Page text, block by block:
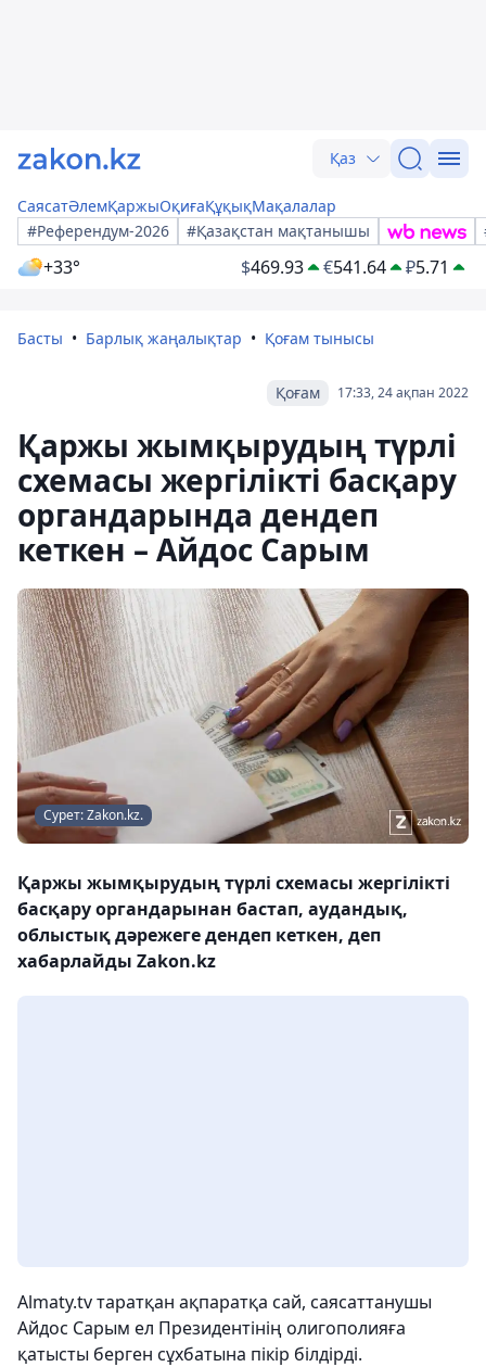
Қаз
СаясатӘлемҚаржыОқиғаҚұқықМақалалар
#Референдум-2026
#Қазақстан мақтанышы
+33° $469.93 €541.64 ₽5.71
Басты Барлық жаңалықтар Қоғам тынысы
17:33, 24 ақпан 2022
Қоғам
Қаржы жымқырудың түрлі
схемасы жергілікті басқару
органдарында дендеп
кеткен – Айдос Сарым
Сурет: Zakon.kz.
Қаржы жымқырудың түрлі схемасы жергілікті
басқару органдарынан бастап, аудандық,
облыстық дәрежеге дендеп кеткен, деп
хабарлайды Zakon.kz
Almaty.tv таратқан ақпаратқа сай, саясаттанушы
Айдос Сарым ел Президентінің олигополияға
қатысты берген сұхбатына пікір білдірді.